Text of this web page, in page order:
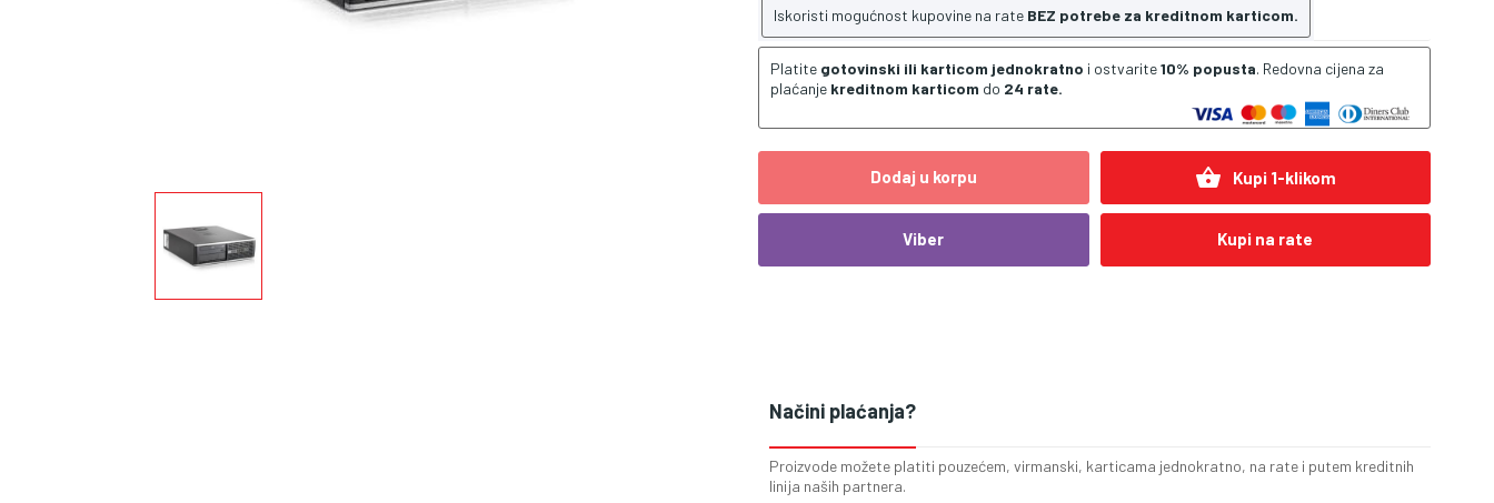
Iskoristi mogućnost kupovine na rate BEZ potrebe za kreditnom karticom.
Platite gotovinski ili karticom jednokratno i ostvarite10% popusta. Redovna cijena za
plaćanje kreditnom karticom do 24 rate.
Dodaj u korpu shopping_basket Kupi 1-klikom
Viber Kupi na rate
Načini plaćanja?
Proizvode možete platiti pouzećem, virmanski, karticama jednokratno, na rate i putem kreditnih
linija naših partnera.